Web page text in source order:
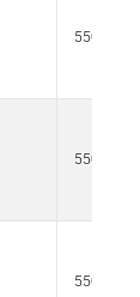
550 4010
550 4010
550 4022